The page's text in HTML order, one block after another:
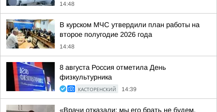
14:48
В курском МЧС утвердили план работы на
второе полугодие 2026 года
14:48
8 августа Россия отметила День
физкультурника
КАСТОРЕНСКИЙ 14:39
«Врачи отказали: мы его брать не будем,